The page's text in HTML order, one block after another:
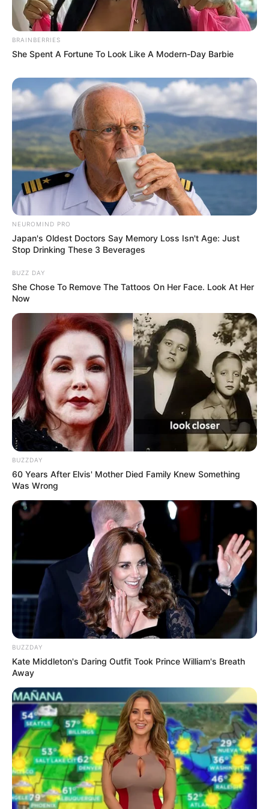
Pelanggan Ini Bikin Auto
Merinding
Bikin Ngakak, 10 Potret
Cosplay Murah Pakai Bahan
Seadanya
Anti Mainstream, 10 Cara
Membawa Barang Belanjaan
Versi Warga Thailand
Langka Banget! 10 Pose Lucu
Katak yang Bikin Ketawa
Gemes
BRAINBERRIES
She Spent A Fortune To Look Like A Modern-Day Barbie
NEUROMIND PRO
Japan's Oldest Doctors Say Memory Loss Isn't Age: Just
Stop Drinking These 3 Beverages
BUZZ DAY
She Chose To Remove The Tattoos On Her Face. Look At Her
Now
BUZZDAY
60 Years After Elvis' Mother Died Family Knew Something
Was Wrong
BUZZDAY
Kate Middleton's Daring Outfit Took Prince William's Breath
Away